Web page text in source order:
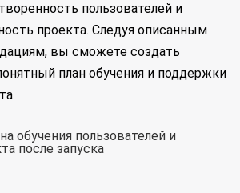
пользователей и
проекта. Следуя описанным
вы сможете создать
план обучения и поддержки